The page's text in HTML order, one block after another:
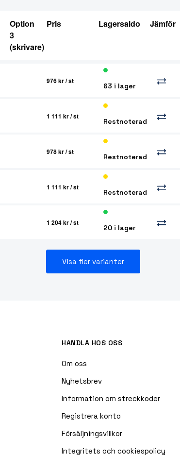
Option
3
(skrivare)
Pris Lagersaldo Jämför
976 kr/ st
63 i lager
1 111 kr/ st
Restnoterad
978 kr/ st
Restnoterad
1 111 kr/ st
Restnoterad
1 204 kr/ st
20 i lager
Visa fler varianter
HANDLA HOS OSS
Om oss
Nyhetsbrev
Information om streckkoder
Registrera konto
Försäljningsvillkor
Integritets och cookiespolicy